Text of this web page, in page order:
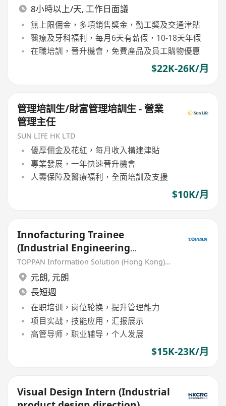
8小時以上/天, 工作日面議
無上限佣金，多項銷售獎金，勤工獎及交通津貼
醫療及牙科福利，每月6天有薪假，10-18天年假
在職培訓，晉升機會，免費產品及員工購物優惠
$22K-26K/月
管理培訓生/財富管理培訓生 - 營業
管理主任
SUN LIFE HK LTD
優厚佣金及花紅，每月收入構建津貼
專業發展，一年快速晉升機會
人壽保障及醫療福利，全面培訓及支援
$10K/月
Innofacturing Trainee
(Industrial Engineering
Graduates Welcome)
TOPPAN Information Solution (Hong Kong) Limited
元朗, 元朗
長短週
在职培训，岗位轮换，提升管理能力
项目实战，技能应用，汇报展示
高管导师，职业辅导，个人发展
$15K-23K/月
Visual Design Intern (Industrial